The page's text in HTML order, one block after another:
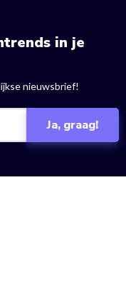
in je
nieuwsbrief!